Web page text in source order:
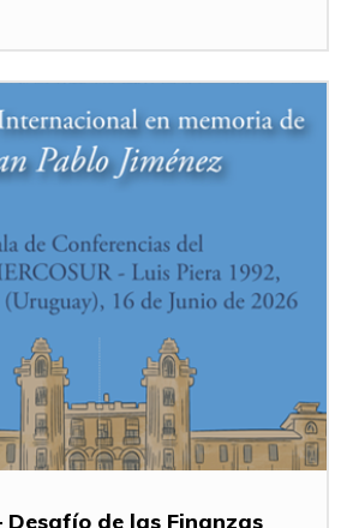
Desafío de las Finanzas